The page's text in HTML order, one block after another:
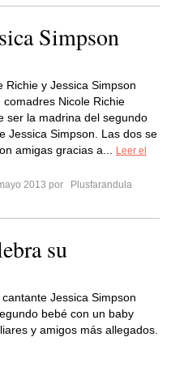
Simpson
Richie y Jessica Simpson
comadres Nicole Richie
ser la madrina del segundo
Jessica Simpson. Las dos se
amigas gracias a...
Leer el
2013 por
Plusfarandula
su
cantante Jessica Simpson
bebé con un baby
y amigos más allegados.